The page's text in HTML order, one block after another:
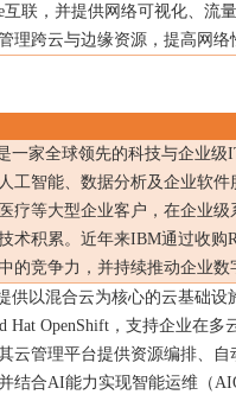
互联，并提供网络可视化、流
理跨云与边缘资源，提高网络
一家全球领先的科技与企业级
工智能、数据分析及企业软
疗等大型企业客户，在企业
术积累。近年来IBM通过收购
的竞争力，并持续推动企业数
供以混合云为核心的云基础设
Hat OpenShift，支持企业在多
云管理平台提供资源编排、
结合AI能力实现智能运维（